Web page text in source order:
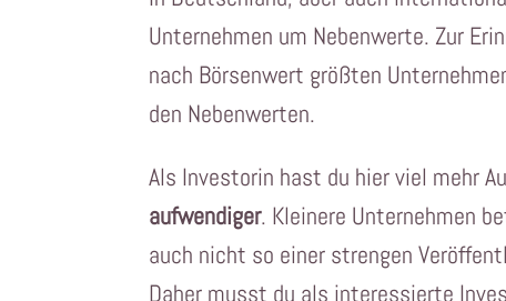
Unternehmen um Nebenwerte. Zur
nach Börsenwert größten
den Nebenwerten.
Als Investorin hast du hier viel mehr
aufwendiger. Kleinere Unternehmen
auch nicht so einer strengen
Daher musst du als interessierte